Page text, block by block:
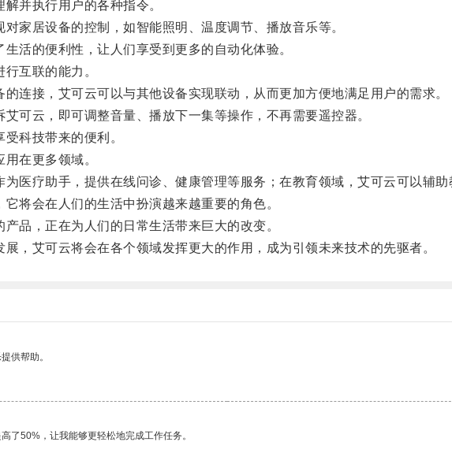
并执行用户的各种指令。
居设备的控制，如智能照明、温度调节、播放音乐等。
的便利性，让人们享受到更多的自动化体验。
互联的能力。
接，艾可云可以与其他设备实现联动，从而更加方便地满足用户的需求。
云，即可调整音量、播放下一集等操作，不再需要遥控器。
科技带来的便利。
在更多领域。
疗助手，提供在线问诊、健康管理等服务；在教育领域，艾可云可以辅助
会在人们的生活中扮演越来越重要的角色。
，正在为人们的日常生活带来巨大的改变。
艾可云将会在各个领域发挥更大的作用，成为引领未来技术的先驱者。
供帮助。
了50%，让我能够更轻松地完成工作任务。